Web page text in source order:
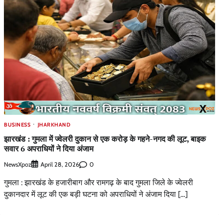
BUSINESS JHARKHAND
झारखंड : गुमला में ज्वेलरी दुकान से एक करोड़ के गहने-नगद की लूट, बाइक
सवार 6 अपराधियों ने दिया अंजाम
NewsXpoz April 28, 2026 0
गुमला : झारखंड के हजारीबाग और रामगढ़ के बाद गुमला जिले के ज्वेलरी
दुकानदार में लूट की एक बड़ी घटना को अपराधियों ने अंजाम दिया […]